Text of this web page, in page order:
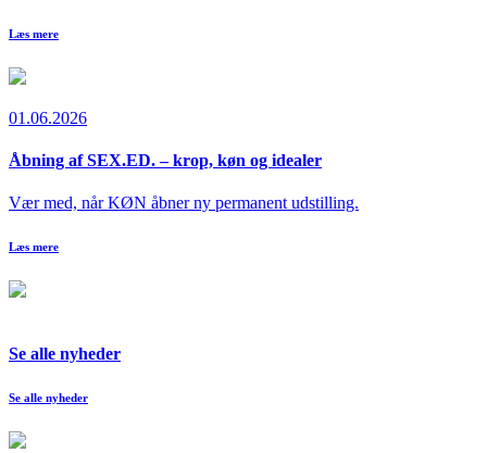
Læs mere
01.06.2026
Åbning af SEX.ED. – krop, køn og idealer
Vær med, når KØN åbner ny permanent udstilling.
Læs mere
Se alle nyheder
Se alle nyheder